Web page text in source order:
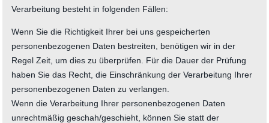
Verarbeitung besteht in folgenden Fällen:
Wenn Sie die Richtigkeit Ihrer bei uns gespeicherten
personenbezogenen Daten bestreiten, benötigen wir in der
Regel Zeit, um dies zu überprüfen. Für die Dauer der Prüfung
haben Sie das Recht, die Einschränkung der Verarbeitung Ihrer
personenbezogenen Daten zu verlangen.
Wenn die Verarbeitung Ihrer personenbezogenen Daten
unrechtmäßig geschah/geschieht, können Sie statt der